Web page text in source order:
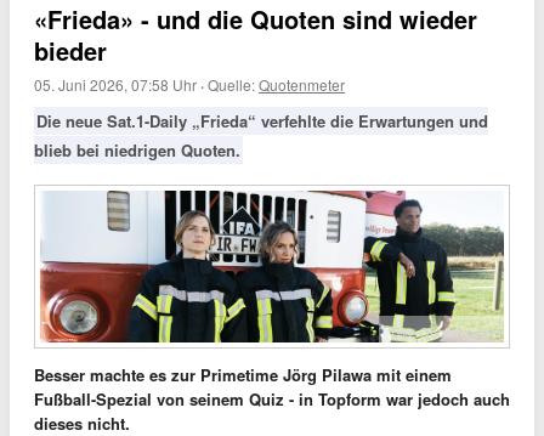
«Frieda» - und die Quoten sind wieder
bieder
05. Juni 2026, 07:58 Uhr ·Quelle:Quotenmeter
Die neue Sat.1-Daily „Frieda“ verfehlte die Erwartungen und
blieb bei niedrigen Quoten.
Bild: Quotenmeter
Besser machte es zur Primetime Jörg Pilawa mit einem
Fußball-Spezial von seinem Quiz - in Topform war jedoch auch
dieses nicht.